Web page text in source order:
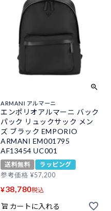
ARMANI アルマーニ
エンポリオアルマーニ バック
パック リュックサック メン
ズ ブラック EMPORIO
ARMANI EM001795
AF13454 UC001
送料無料
ラッピング
参考価格 ¥57,200
¥38,780税込
カートに入れる